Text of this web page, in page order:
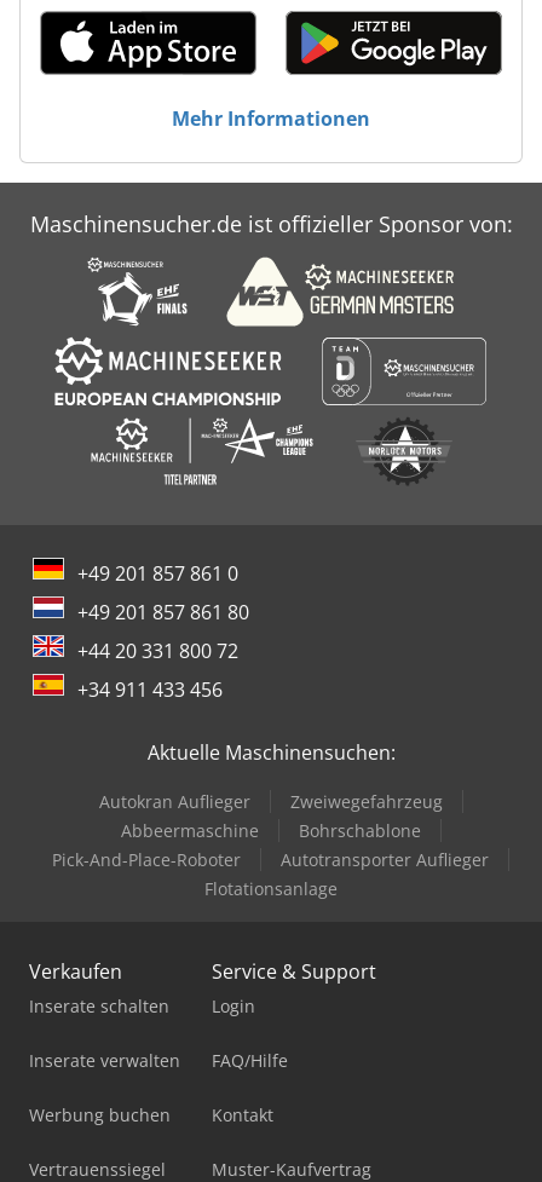
Mehr Informationen
Maschinensucher.de ist offizieller Sponsor von:
+49 201 857 861 0
+49 201 857 861 80
+44 20 331 800 72
+34 911 433 456
Aktuelle Maschinensuchen:
Autokran Auflieger
Zweiwegefahrzeug
Abbeermaschine
Bohrschablone
Pick-And-Place-Roboter
Autotransporter Auflieger
Flotationsanlage
Verkaufen
Inserate schalten
Inserate verwalten
Werbung buchen
Vertrauenssiegel
Service & Support
Login
FAQ/Hilfe
Kontakt
Muster-Kaufvertrag